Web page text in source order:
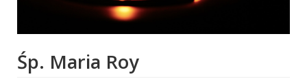
Śp. Maria Roy